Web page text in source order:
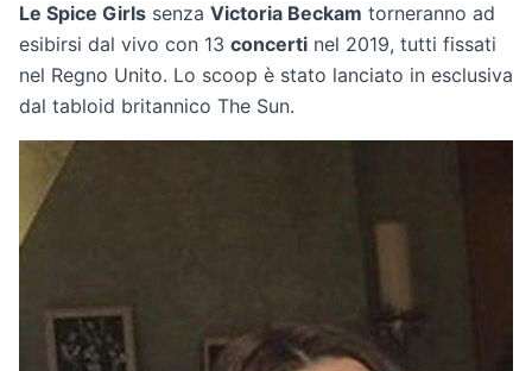
Le Spice Girls senza Victoria Beckam torneranno ad
esibirsi dal vivo con 13 concerti nel 2019, tutti fissati
nel Regno Unito. Lo scoop è stato lanciato in esclusiva
dal tabloid britannico The Sun.